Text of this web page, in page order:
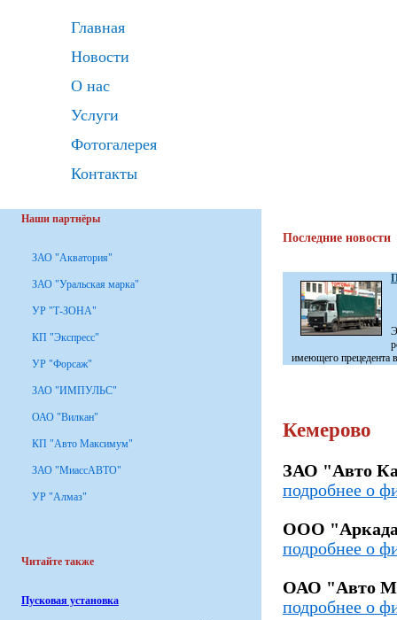
Главная
Новости
О нас
Услуги
Фотогалерея
Контакты
Наши партнёры
ЗАО "Акватория"
ЗАО "Уральская марка"
УР "Т-ЗОНА"
КП "Экспресс"
УР "Форсаж"
ЗАО "ИМПУЛЬС"
ОАО "Вилкан"
КП "Авто Максимум"
ЗАО "МиассАВТО"
УР "Алмаз"
Читайте также
Пусковая установка
Последние новости
имеющего прецедента
Кемерово
ЗАО "Авто
подробнее о
ООО
подробнее о
ОАО "Авто
подробнее о